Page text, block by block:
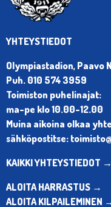
YHTEYSTIEDOT
Olympiastadion, Paavo
Puh. 010 574 3959
Toimiston puhelinajat:
ma-pe klo 10.00-12.00
Muina aikoina olkaa
sähköpostitse:
KAIKKI YHTEYSTIEDOT →
ALOITA HARRASTUS →
ALOITA KILPAILEMINEN